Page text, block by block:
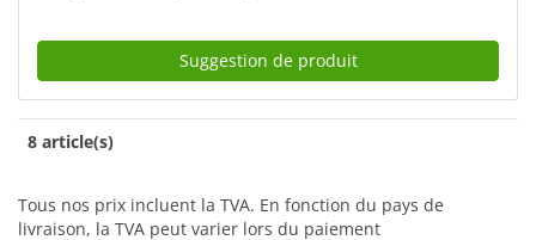
Suggestion de produit
8 article(s)
Tous nos prix incluent la TVA. En fonction du pays de
livraison, la TVA peut varier lors du paiement